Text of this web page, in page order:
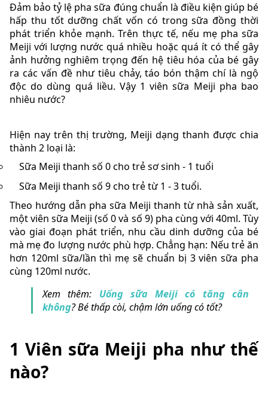
Đảm bảo tỷ lệ pha sữa đúng chuẩn là điều kiện giúp bé
hấp thu tốt dưỡng chất vốn có trong sữa đồng thời
phát triển khỏe mạnh. Trên thực tế, nếu mẹ pha sữa
Meiji với lượng nước quá nhiều hoặc quá ít có thể gây
ảnh hưởng nghiêm trọng đến hệ tiêu hóa của bé gây
ra các vấn đề như tiêu chảy, táo bón thậm chí là ngộ
độc do dùng quá liều. Vậy 1 viên sữa Meiji pha bao
nhiêu nước?
Hiện nay trên thị trường, Meiji dạng thanh được chia
thành 2 loại là:
Sữa Meiji thanh số 0 cho trẻ sơ sinh - 1 tuổi
Sữa Meiji thanh số 9 cho trẻ từ 1 - 3 tuổi.
Theo hướng dẫn pha sữa Meiji thanh từ nhà sản xuất,
một viên sữa Meiji (số 0 và số 9) pha cùng với 40ml. Tùy
vào giai đoạn phát triển, nhu cầu dinh dưỡng của bé
mà mẹ đo lượng nước phù hợp. Chẳng hạn: Nếu trẻ ăn
hơn 120ml sữa/lần thì mẹ sẽ chuẩn bị 3 viên sữa pha
cùng 120ml nước.
Xem thêm: Uống sữa Meiji có tăng cân
không? Bé thấp còi, chậm lớn uống có tốt?
1 Viên sữa Meiji pha như thế
nào?